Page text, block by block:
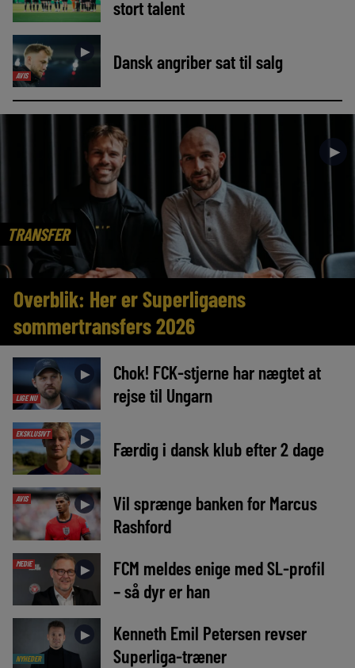
stort talent
AVIS
► Dansk angriber sat til salg
TRANSFER
►
Overblik: Her er Superligaens
sommertransfers 2026
LIGE NU
►
Chok! FCK-stjerne har nægtet at
rejse til Ungarn
EKSKLUSIVT ► Færdig i dansk klub efter 2 dage
AVIS ►
Vil sprænge banken for Marcus
Rashford
MEDIE ►
FCM meldes enige med SL-profil
– så dyr er han
NYHEDER
►
Kenneth Emil Petersen revser
Superliga-træner